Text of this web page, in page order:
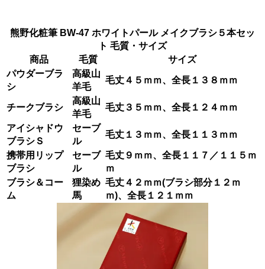
熊野化粧筆 BW-47 ホワイトパール メイクブラシ５本セッ
ト 毛質・サイズ
商品
毛質
サイズ
パウダーブラ
シ
高級山
羊毛
毛丈４５ｍｍ、全長１３８ｍｍ
チークブラシ
高級山
羊毛
毛丈３５ｍｍ、全長１２４ｍｍ
アイシャドウ
ブラシＳ
セーブ
ル
毛丈１３ｍｍ、全長１１３ｍｍ
携帯用リップ
ブラシ
セーブ
ル
毛丈９ｍｍ、全長１１７／１１５ｍ
ｍ
ブラシ＆コー
ム
狸染め
馬
毛丈４２ｍｍ(ブラシ部分１２ｍ
ｍ)、全長１２１ｍｍ